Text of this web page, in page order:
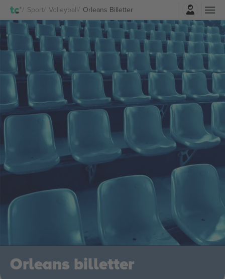
Sport Volleyball Orleans BilletterLogg Inn
Orleans billetter